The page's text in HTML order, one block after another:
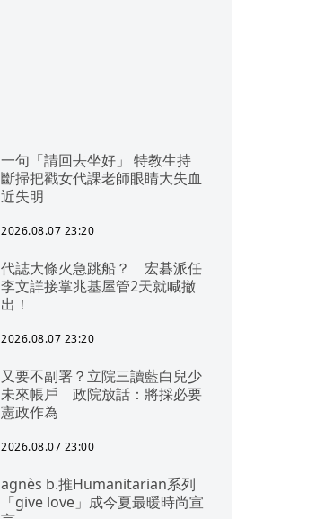
一句「請回去坐好」 特教生持
斷掃把戳女代課老師眼睛大失血
近失明
2026.08.07 23:20
代誌大條火急跳船？ 宏碁派任
李文詳接掌兆基屋管2天就喊撤
出！
2026.08.07 23:20
又要不副署？立院三讀藍白兒少
未來帳戶 政院放話：將採必要
憲政作為
2026.08.07 23:00
agnès b.推Humanitarian系列
「give love」成今夏最暖時尚宣